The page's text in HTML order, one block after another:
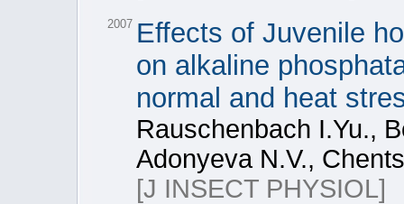
2007 Effects of Juvenile
on alkaline
normal and heat
Rauschenbach I.Yu.,
Adonyeva N.V.,
[J INSECT PHYSIOL]